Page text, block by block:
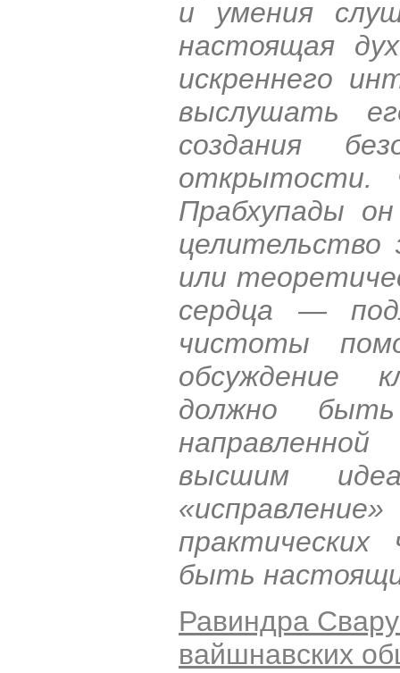
и умения
настоящая
искреннего
выслушать
создания
открытости.
Прабхупады
или
сердца —
чистоты
обсуждение
должно
высшим
быть
Равиндра
вайшнавских